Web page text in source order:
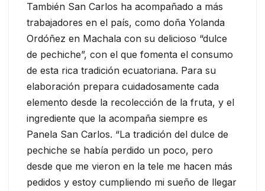
También San Carlos ha acompañado a más
trabajadores en el país, como doña Yolanda
Ordóñez en Machala con su delicioso “dulce
de pechiche”, con el que fomenta el consumo
de esta rica tradición ecuatoriana. Para su
elaboración prepara cuidadosamente cada
elemento desde la recolección de la fruta, y el
ingrediente que la acompaña siempre es
Panela San Carlos. “La tradición del dulce de
pechiche se había perdido un poco, pero
desde que me vieron en la tele me hacen más
pedidos y estoy cumpliendo mi sueño de llegar